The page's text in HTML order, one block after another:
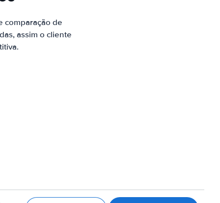
comparação de
assim o cliente